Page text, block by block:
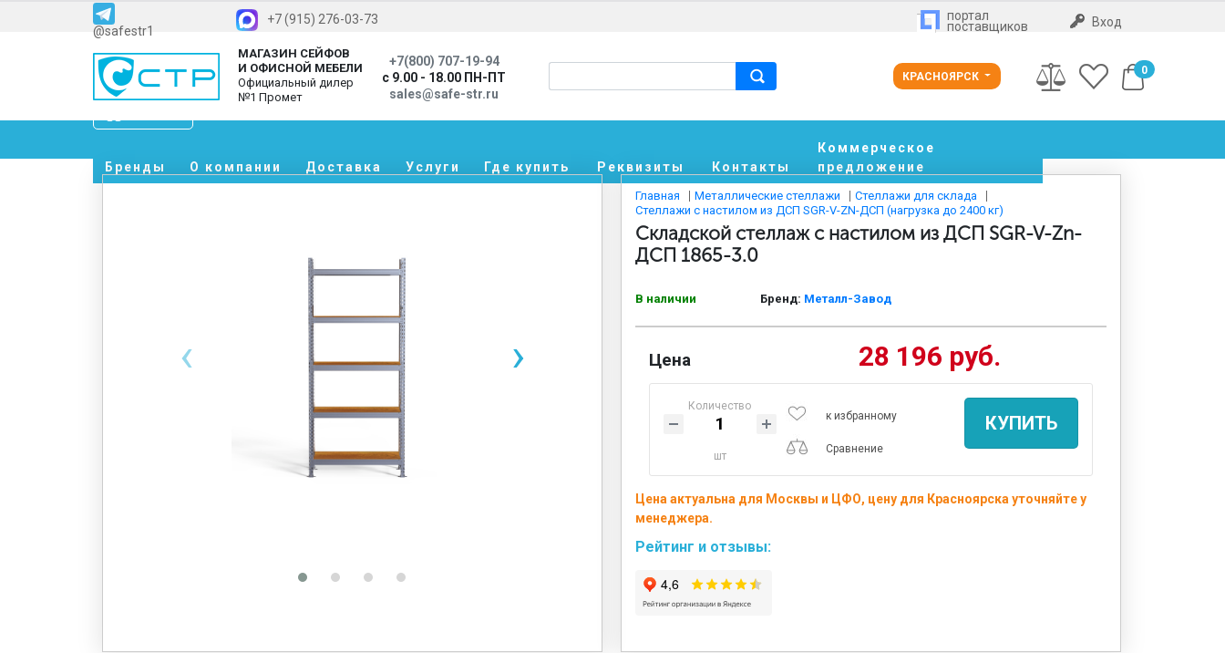
@safestr1
+7 (915) 276-03-73 портал
поставщиков Вход
МАГАЗИН СЕЙФОВ
И ОФИСНОЙ МЕБЕЛИ
Официальный дилер
№1 Промет
+7(800) 707-19-94
с 9.00 - 18.00 ПН-ПТ
sales@safe-str.ru
КРАСНОЯРСК 0
Бренды О компании Доставка Услуги Где купить Реквизиты Контакты
Коммерческое
предложение
‹ ›
Главная Металлические стеллажи
Стеллажи для склада
Стеллажи с настилом из ДСП SGR-V-ZN-ДСП (нагрузка до 2400 кг)
Складской стеллаж с настилом из ДСП SGR-V-Zn-
ДСП 1865-3.0
В наличии Бренд: Металл-Завод
Цена 28 196 руб.
Количество
шт
к избранному
Сравнение
КУПИТЬ
Цена актуальна для Москвы и ЦФО, цену для Красноярска уточняйте у
менеджера.
Рейтинг и отзывы: